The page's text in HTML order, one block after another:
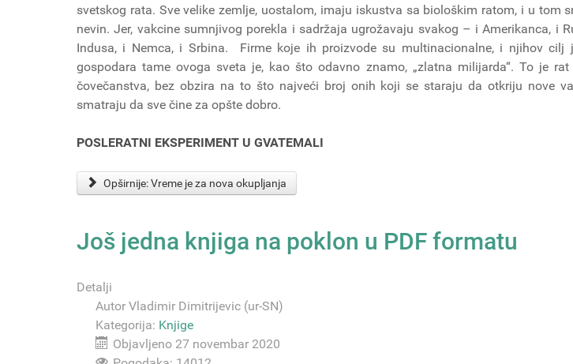
svetskog rata. Sve velike zemlje, uostalom, imaju iskustva sa biološkim ratom, i u tom
nevin. Jer, vakcine sumnjivog porekla i sadržaja ugrožavaju svakog – i Amerikanca, i
Indusa, i Nemca, i Srbina. Firme koje ih proizvode su multinacionalne, i njihov cilj
gospodara tame ovoga sveta je, kao što odavno znamo, „zlatna milijarda“. To je
čovečanstva, bez obzira na to što najveći broj onih koji se staraju da otkriju nove
smatraju da sve čine za opšte dobro.
POSLERATNI EKSPERIMENT U GVATEMALI
Opširnije: Vreme je za nova okupljanja
Još jedna knjiga na poklon u PDF formatu
Detalji
Autor Vladimir Dimitrijevic (ur-SN)
Kategorija: Knjige
Objavljeno 27 novembar 2020